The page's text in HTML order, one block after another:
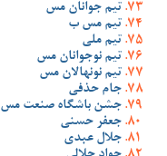
تیم جوانان مس
تیم مس ب
تیم ملی
تیم نوجوانان مس
تیم نونهالان مس
جام حذفی
جشن باشگاه صنعت مس
جعفر حسنی
جلال عبدی